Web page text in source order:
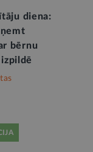
diena:
bērnu